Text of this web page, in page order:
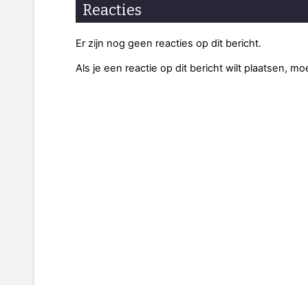
Reacties
Er zijn nog geen reacties op dit bericht.
Als je een reactie op dit bericht wilt plaatsen,